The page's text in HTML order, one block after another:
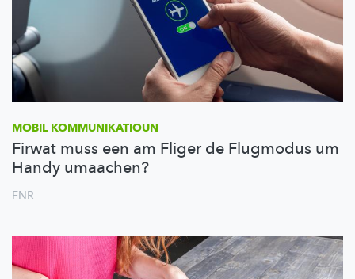
MOBIL KOMMUNIKATIOUN
Firwat muss een am Fliger de Flugmodus um
Handy umaachen?
FNR